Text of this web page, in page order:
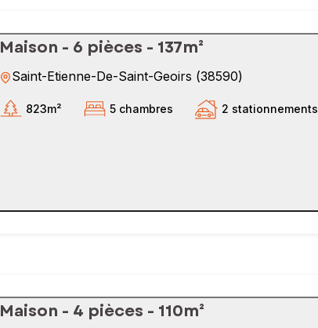
Maison - 6 pièces - 137m²
Saint-Etienne-De-Saint-Geoirs (38590)
823m² 5 chambres 2 stationnements
Maison - 4 pièces - 110m²